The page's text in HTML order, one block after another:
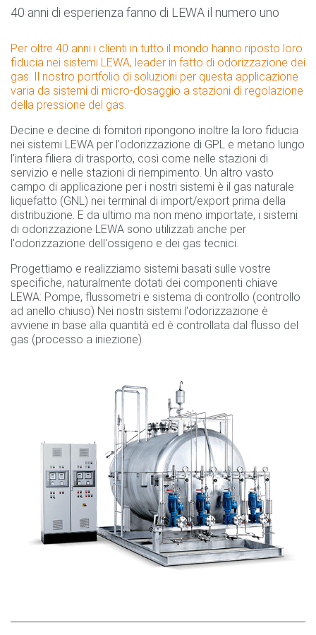
40 anni di esperienza fanno di LEWA il numero uno
Per oltre 40 anni i clienti in tutto il mondo hanno riposto loro
fiducia nei sistemi LEWA, leader in fatto di odorizzazione dei
gas. Il nostro portfolio di soluzioni per questa applicazione
varia da sistemi di micro-dosaggio a stazioni di regolazione
della pressione del gas.
Decine e decine di fornitori ripongono inoltre la loro fiducia
nei sistemi LEWA per l'odorizzazione di GPL e metano lungo
l'intera filiera di trasporto, così come nelle stazioni di
servizio e nelle stazioni di riempimento. Un altro vasto
campo di applicazione per i nostri sistemi è il gas naturale
liquefatto (GNL) nei terminal di import/export prima della
distribuzione. E da ultimo ma non meno importate, i sistemi
di odorizzazione LEWA sono utilizzati anche per
l'odorizzazione dell'ossigeno e dei gas tecnici.
Progettiamo e realizziamo sistemi basati sulle vostre
specifiche, naturalmente dotati dei componenti chiave
LEWA: Pompe, flussometri e sistema di controllo (controllo
ad anello chiuso) Nei nostri sistemi l'odorizzazione è
avviene in base alla quantità ed è controllata dal flusso del
gas (processo a iniezione).